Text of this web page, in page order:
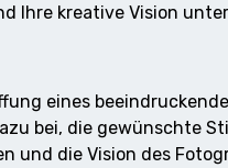
Ihre kreative Vision
eines
bei, die gewünschte
und die Vision des